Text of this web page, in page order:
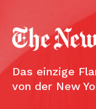
Das einzige
von der New